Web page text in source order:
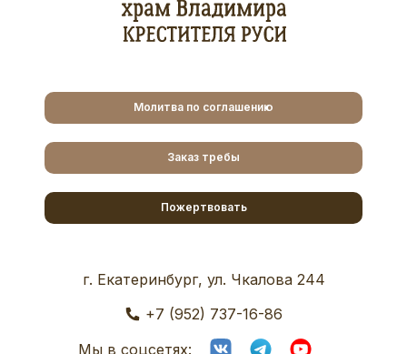
Молитва по соглашению
Заказ требы
Пожертвовать
г. Екатеринбург, ул. Чкалова 244
+7 (952) 737-16-86
Мы в соцсетях: